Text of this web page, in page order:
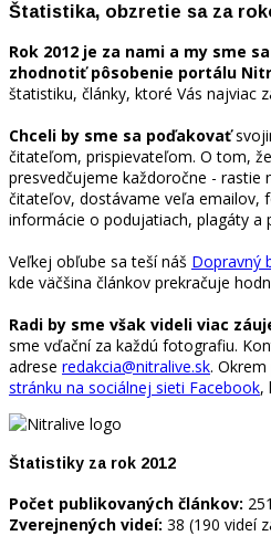
Štatistika, obzretie sa za
Rok 2012 je za nami a my sme
zhodnotiť pôsobenie portálu
štatistiku, články, ktoré Vás najviac
Chceli by sme sa poďakovať
čitateľom, prispievateľom. O tom,
presvedčujeme každoročne - rastie
čitateľov, dostávame veľa emailov,
informácie o podujatiach, plagáty a
Veľkej obľube sa teší náš Dopravný
kde väčšina článkov prekračuje
Radi by sme však videli viac
sme vďační za každú fotografiu.
adrese redakcia@nitralive.sk.
stránku na sociálnej sieti Facebook,
Štatistiky za rok 2012
Počet publikovaných článkov: 251
Zverejnených videí: 38 (190 videí